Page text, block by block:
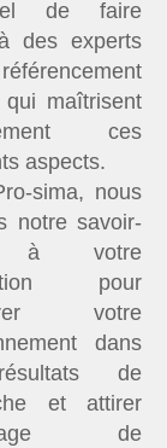
de faire
des experts
qui maîtrisent
ces
aspects.
sima, nous
notre savoir-
à votre
pour
votre
dans
de
et attirer
de